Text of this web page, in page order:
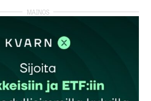
vai hankintahintaolettama ??